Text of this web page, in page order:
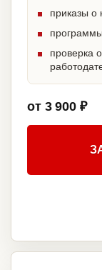
приказы о
проверка
от 3 900 ₽